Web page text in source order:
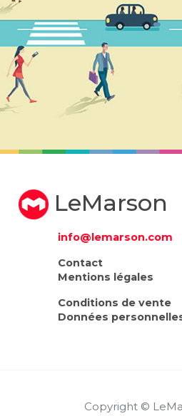
LeMarson
info@lemarson.com
Contact
Mentions légales
Conditions de vente
Données
Copyright ©